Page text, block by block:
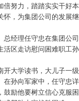
倍努力，踏踏实实干好本
怀，为集团公司的发展继
总经理任守忠在集团公司
活区走访慰问困难职工孙
开大学读书，大儿子一级
在孙向军家中，任守忠详
鼓励他要树立信心克服困